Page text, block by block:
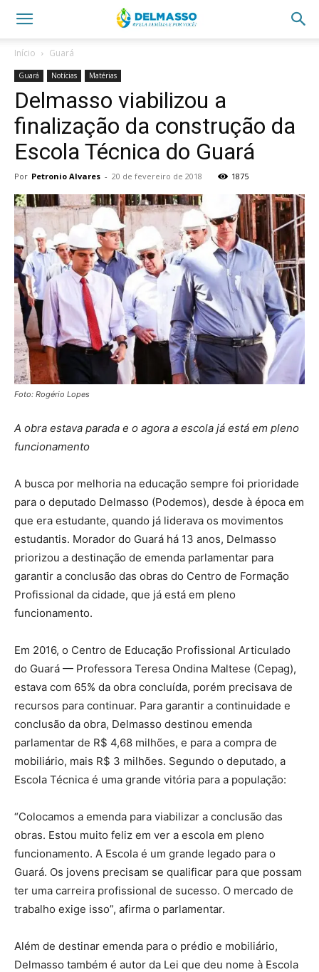
Início Guará
Guará Notícias Matérias
Delmasso viabilizou a
finalização da construção da
Escola Técnica do Guará
Por Petronio Alvares - 20 de fevereiro de 2018 1875
Foto: Rogério Lopes
A obra estava parada e o agora a escola já está em pleno
funcionamento
A busca por melhoria na educação sempre foi prioridade
para o deputado Delmasso (Podemos), desde à época em
que era estudante, quando já liderava os movimentos
estudantis. Morador do Guará há 13 anos, Delmasso
priorizou a destinação de emenda parlamentar para
garantir a conclusão das obras do Centro de Formação
Profissional da cidade, que já está em pleno
funcionamento.
Em 2016, o Centro de Educação Profissional Articulado
do Guará — Professora Teresa Ondina Maltese (Cepag),
estava com 65% da obra concluída, porém precisava de
recursos para continuar. Para garantir a continuidade e
conclusão da obra, Delmasso destinou emenda
parlamentar de R$ 4,68 milhões, e para a compra de
mobiliário, mais R$ 3 milhões. Segundo o deputado, a
Escola Técnica é uma grande vitória para a população:
“Colocamos a emenda para viabilizar a conclusão das
obras. Estou muito feliz em ver a escola em pleno
funcionamento. A Escola é um grande legado para o
Guará. Os jovens precisam se qualificar para que possam
ter uma carreira profissional de sucesso. O mercado de
trabalho exige isso”, afirma o parlamentar.
Além de destinar emenda para o prédio e mobiliário,
Delmasso também é autor da Lei que deu nome à Escola